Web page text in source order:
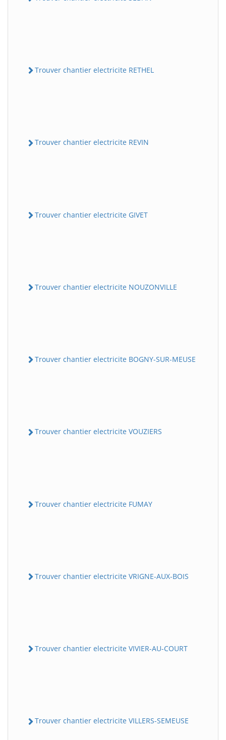
Trouver chantier electricite RETHEL
Trouver chantier electricite REVIN
Trouver chantier electricite GIVET
Trouver chantier electricite NOUZONVILLE
Trouver chantier electricite BOGNY-SUR-MEUSE
Trouver chantier electricite VOUZIERS
Trouver chantier electricite FUMAY
Trouver chantier electricite VRIGNE-AUX-BOIS
Trouver chantier electricite VIVIER-AU-COURT
Trouver chantier electricite VILLERS-SEMEUSE